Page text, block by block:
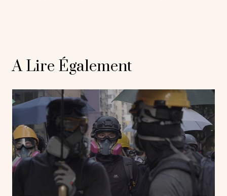
A Lire Également